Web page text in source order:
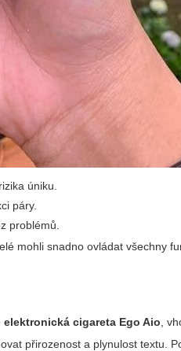
úniku.
páry.
problémů.
mohli snadno ovládat všechny
elektronická cigareta Ego Aio,
přirozenost a plynulost textu.